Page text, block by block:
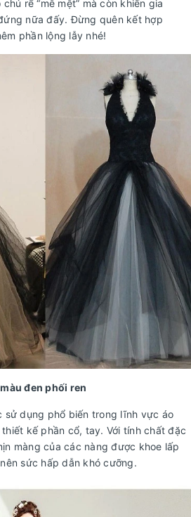
rể “mê mệt” mà còn khiến gia
nữa đấy. Đừng quên kết hợp
phần lộng lẫy nhé!
đen phối ren
sử dụng phổ biến trong lĩnh vực áo
kế phần cổ, tay. Với tính chất đặc
màng của các nàng được khoe lấp
sức hấp dẫn khó cưỡng.